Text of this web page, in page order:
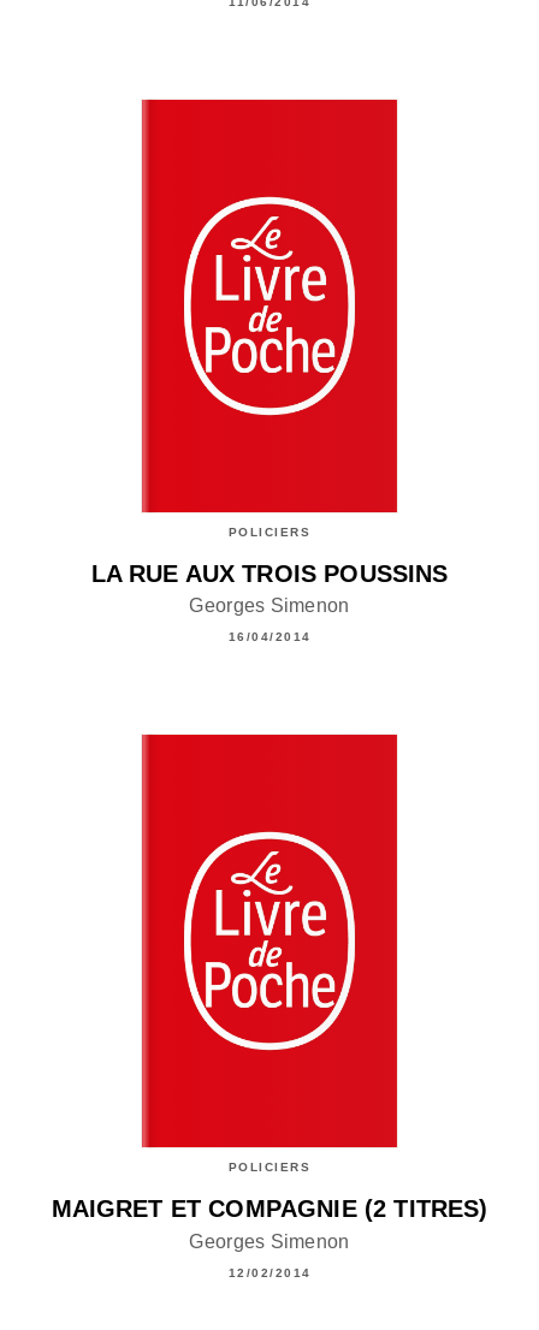
POLICIERS
LA RUE AUX TROIS POUSSINS
Georges Simenon
16/04/2014
POLICIERS
MAIGRET ET COMPAGNIE (2 TITRES)
Georges Simenon
12/02/2014